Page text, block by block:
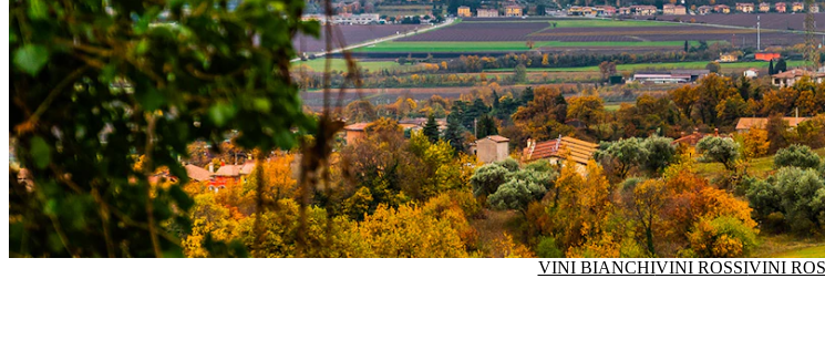
VINI BIANCHIVINI ROSSIVINI